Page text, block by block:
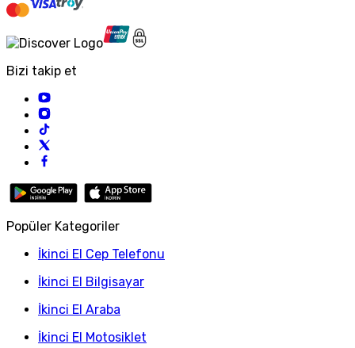
Bizi takip et
Popüler Kategoriler
İkinci El Cep Telefonu
İkinci El Bilgisayar
İkinci El Araba
İkinci El Motosiklet